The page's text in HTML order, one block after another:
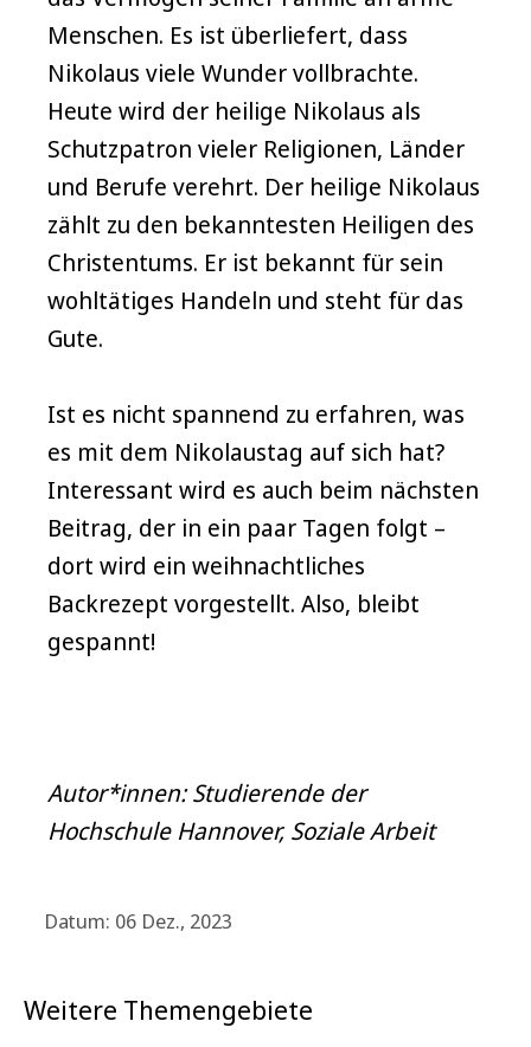
Menschen. Es ist überliefert, dass
Nikolaus viele Wunder vollbrachte.
Heute wird der heilige Nikolaus als
Schutzpatron vieler Religionen, Länder
und Berufe verehrt. Der heilige Nikolaus
zählt zu den bekanntesten Heiligen des
Christentums. Er ist bekannt für sein
wohltätiges Handeln und steht für das
Gute.
Ist es nicht spannend zu erfahren, was
es mit dem Nikolaustag auf sich hat?
Interessant wird es auch beim nächsten
Beitrag, der in ein paar Tagen folgt –
dort wird ein weihnachtliches
Backrezept vorgestellt. Also, bleibt
gespannt!
Autor*innen: Studierende der
Hochschule Hannover, Soziale Arbeit
Datum: 06 Dez., 2023
Weitere Themengebiete